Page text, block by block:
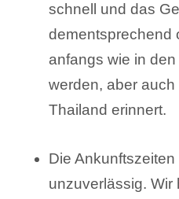
schnell und das
dementsprechend
anfangs wie in
werden, aber
Thailand erinnert.
Die
unzuverlässig. Wir